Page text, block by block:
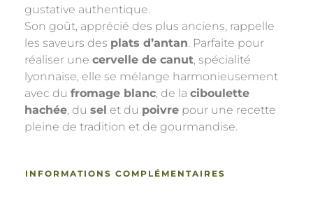
gustative authentique.
Son goût, apprécié des plus anciens, rappelle
les saveurs des plats d’antan. Parfaite pour
réaliser une cervelle de canut, spécialité
lyonnaise, elle se mélange harmonieusement
avec du fromage blanc, de la ciboulette
hachée, du sel et du poivre pour une recette
pleine de tradition et de gourmandise.
INFORMATIONS COMPLÉMENTAIRES